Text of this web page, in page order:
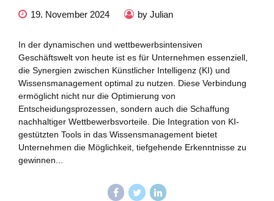
19. November 2024 by Julian
In der dynamischen und wettbewerbsintensiven
Geschäftswelt von heute ist es für Unternehmen essenziell,
die Synergien zwischen Künstlicher Intelligenz (KI) und
Wissensmanagement optimal zu nutzen. Diese Verbindung
ermöglicht nicht nur die Optimierung von
Entscheidungsprozessen, sondern auch die Schaffung
nachhaltiger Wettbewerbsvorteile. Die Integration von KI-
gestützten Tools in das Wissensmanagement bietet
Unternehmen die Möglichkeit, tiefgehende Erkenntnisse zu
gewinnen...